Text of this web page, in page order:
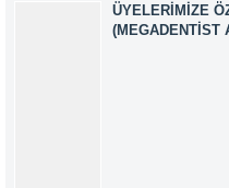
ÜYELERIMIZE
(MEGADENTIST